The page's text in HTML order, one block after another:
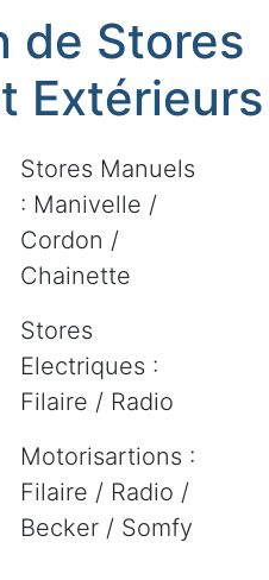
de Stores
Extérieurs
Stores Manuels
: Manivelle /
Cordon /
Chainette
Stores
Electriques :
Filaire / Radio
Motorisartions :
Filaire / Radio /
Becker / Somfy